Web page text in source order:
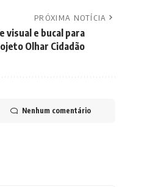
PRÓXIMA NOTÍCIA
visual e bucal para
Olhar Cidadão
Nenhum comentário